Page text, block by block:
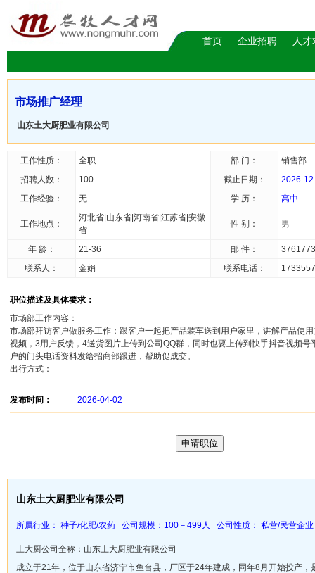
首页 企业招聘 人
市场推广经理
山东土大厨肥业有限公司
工作性质： 全职 部 门：
销售部
招聘人数：
100 截止日期：
2026-
工作经验：
无 学 历： 高中
工作地点：
河北省|山东省|河南省|江苏省|安徽
省
性 别： 男
年 龄： 21-36 邮 件：
联系人：
金娟 联系电话：
职位描述及具体要求：
市场部工作内容：
市场部拜访客户做服务工作：跟客户一起把产品装车送到用户家里，讲解产品使
视频，3用户反馈，4送货图片上传到公司QQ群，同时也要上传到快手抖音视频
户的门头电话资料发给招商部跟进，帮助促成交。
出行方式：
发布时间： 2026-04-02
山东土大厨肥业有限公司
所属行业： 种子/化肥/农药 公司规模：100－499人 公司性质： 私营/民营企
土大厨公司全称：山东土大厨肥业有限公司
成立于21年，位于山东省济宁市鱼台县，厂区于24年建成，同年8月开始投产